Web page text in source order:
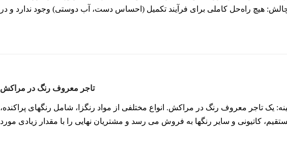
هیچ راه‌حل کاملی برای فرآیند تکمیل (احساس دست، آب دوستی) وجود ندارد و در
تاجر معروف رنگ در مراکش
یک تاجر معروف رنگ در مراکش. انواع مختلفی از مواد رنگزا، شامل رنگهای پراکنده،
کاتیونی و سایر رنگها به فروش می رسد و مشتریان نهایی را با مقدار زیادی مورد